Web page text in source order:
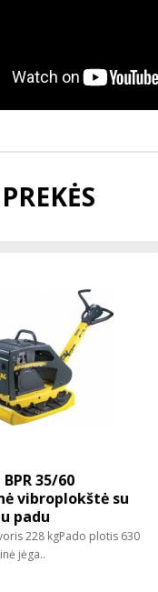
35/60
vibroplokštė su
padu
228 kgPado plotis 630
jėga..